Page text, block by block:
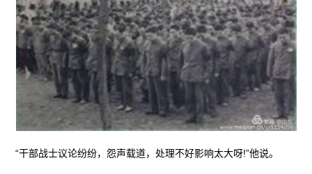
“干部战士议论纷纷，怨声载道，处理不好影响太大呀!”他说。